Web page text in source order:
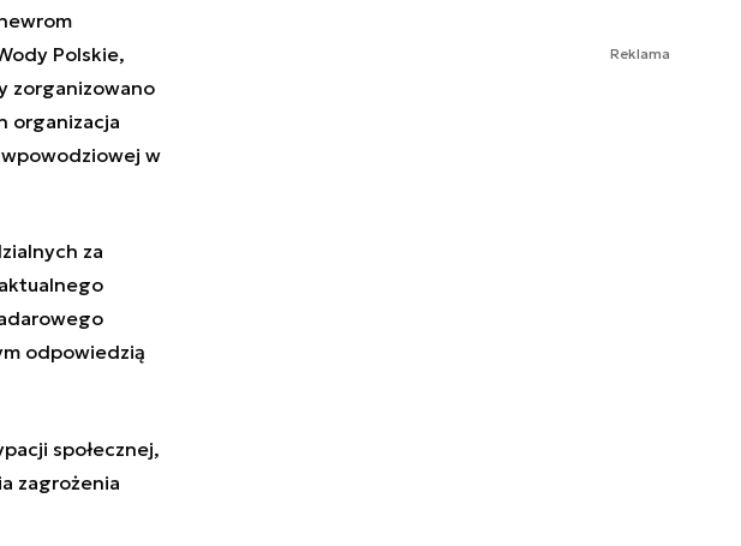
Polskie,
zorganizowano
organizacja
w
za
odpowiedzią
społecznej,
zagrożenia
Reklama